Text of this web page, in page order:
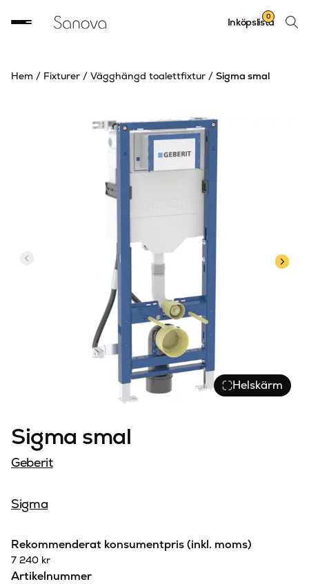
Sök
Inköpslista
0
Hem / Fixturer / Vägghängd toalettfixtur / Sigma smal
Helskärm
Sigma smal
Geberit
Sigma
Rekommenderat konsumentpris (inkl. moms)
7 240 kr
Artikelnummer